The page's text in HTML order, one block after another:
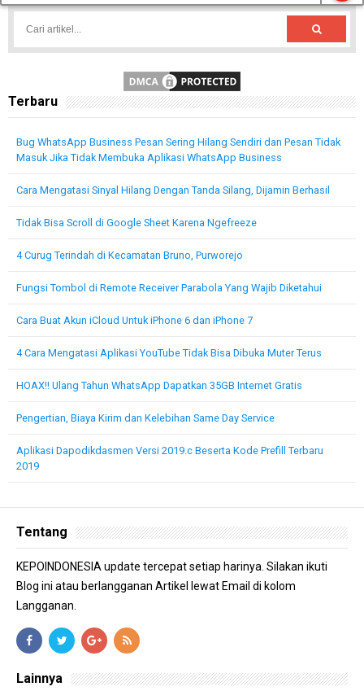
Terbaru
Bug WhatsApp Business Pesan Sering Hilang Sendiri dan Pesan Tidak
Masuk Jika Tidak Membuka Aplikasi WhatsApp Business
Cara Mengatasi Sinyal Hilang Dengan Tanda Silang, Dijamin Berhasil
Tidak Bisa Scroll di Google Sheet Karena Ngefreeze
4 Curug Terindah di Kecamatan Bruno, Purworejo
Fungsi Tombol di Remote Receiver Parabola Yang Wajib Diketahui
Cara Buat Akun iCloud Untuk iPhone 6 dan iPhone 7
4 Cara Mengatasi Aplikasi YouTube Tidak Bisa Dibuka Muter Terus
HOAX!! Ulang Tahun WhatsApp Dapatkan 35GB Internet Gratis
Pengertian, Biaya Kirim dan Kelebihan Same Day Service
Aplikasi Dapodikdasmen Versi 2019.c Beserta Kode Prefill Terbaru
2019
Tentang
KEPOINDONESIA update tercepat setiap harinya. Silakan ikuti
Blog ini atau berlangganan Artikel lewat Email di kolom
Langganan.
Lainnya